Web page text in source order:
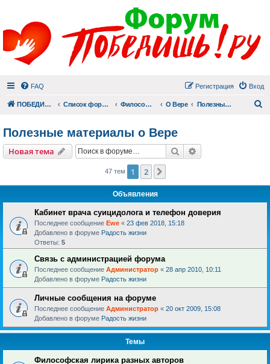
FAQ Вход
Регистрация
ПОБЕДИШЬ.РУ Список форумов Философский раздел О Вере Полезные материалы о Вере
Полезные материалы о Вере
Новая тема Поиск
47 тем 1 2
Объявления
Кабинет врача суицидолога и телефон доверия
Последнее сообщение Ewe « 23 фев 2018, 15:18
Добавлено в форуме Радость жизни
Ответы: 5
Связь с администрацией форума
Последнее сообщение Администратор « 28 апр 2010, 10:11
Добавлено в форуме Радость жизни
Личные сообщения на форуме
Последнее сообщение Администратор « 20 окт 2009, 15:08
Добавлено в форуме Радость жизни
Темы
Философская лирика разных авторов